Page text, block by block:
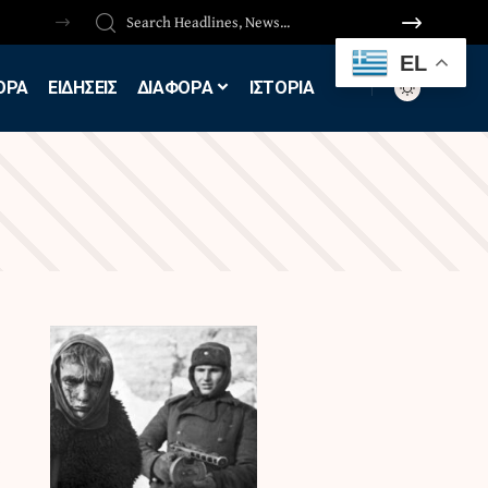
ΕΙΔΗΣΕΙΣ ΔΙΑΦΟΡΑ ΙΣΤΟΡΙΑ
EL